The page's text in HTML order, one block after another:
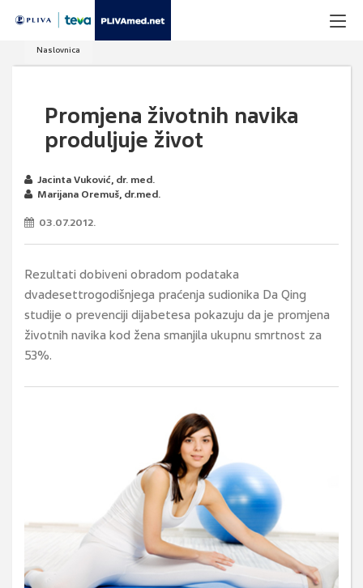
Naslovnica
Promjena životnih navika
produljuje život
Jacinta Vuković, dr. med.
Marijana Oremuš, dr.med.
03.07.2012.
Rezultati dobiveni obradom podataka
dvadesettrogodišnjega praćenja sudionika Da Qing
studije o prevenciji dijabetesa pokazuju da je promjena
životnih navika kod žena smanjila ukupnu smrtnost za
53%.